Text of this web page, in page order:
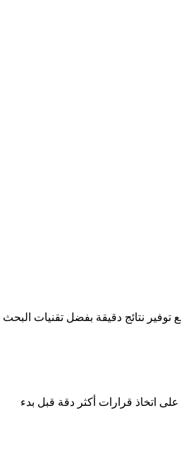
نتائج دقيقة بفضل تقنيات البحث
اتخاذ قرارات أكثر دقة قبل بدء